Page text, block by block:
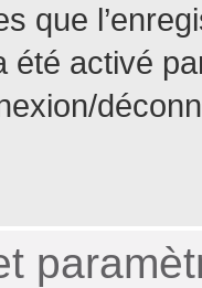
que
été activé